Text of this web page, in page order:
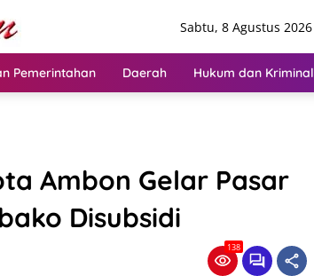
Sabtu, 8 Agustus 2026
Pemerintahan Daerah Hukum dan Kriminal
Ambon Gelar Pasar
Disubsidi
138